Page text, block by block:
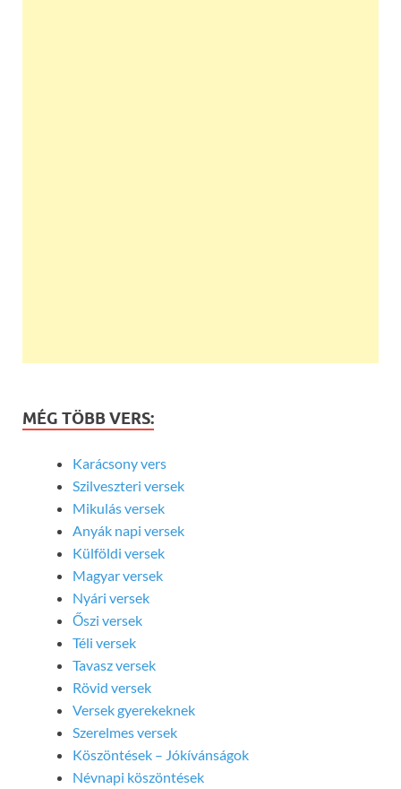
MÉG TÖBB VERS:
Karácsony vers
Szilveszteri versek
Mikulás versek
Anyák napi versek
Külföldi versek
Magyar versek
Nyári versek
Őszi versek
Téli versek
Tavasz versek
Rövid versek
Versek gyerekeknek
Szerelmes versek
Köszöntések – Jókívánságok
Névnapi köszöntések